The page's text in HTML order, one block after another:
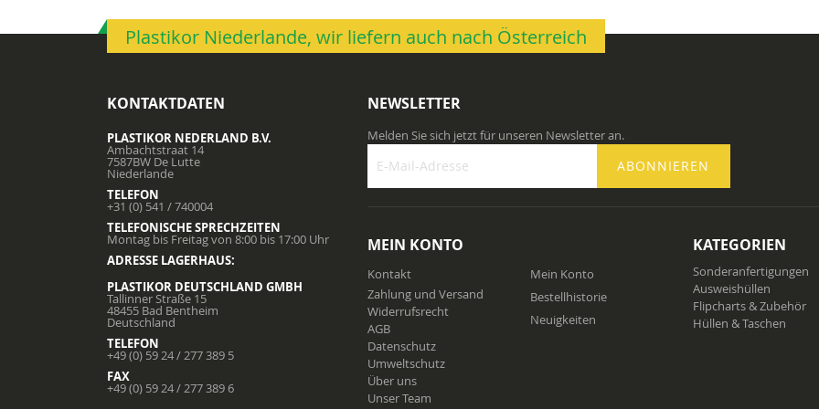
Plastikor Niederlande, wir liefern auch nach Österreich
KONTAKTDATEN
PLASTIKOR NEDERLAND B.V.
Ambachtstraat 14
7587BW De Lutte
Niederlande
TELEFON
+31 (0) 541 / 740004
TELEFONISCHE SPRECHZEITEN
Montag bis Freitag von 8:00 bis 17:00 Uhr
ADRESSE LAGERHAUS:
PLASTIKOR DEUTSCHLAND GMBH
Tallinner Straße 15
48455 Bad Bentheim
Deutschland
TELEFON
+49 (0) 59 24 / 277 389 5
FAX
+49 (0) 59 24 / 277 389 6
NEWSLETTER
Melden Sie sich jetzt für unseren Newsletter an.
für
unseren
an:
ABONNIEREN
MEIN KONTO
Kontakt
Zahlung und Versand
Widerrufsrecht
AGB
Datenschutz
Umweltschutz
Über uns
Unser Team
Mein Konto
Bestellhistorie
Neuigkeiten
KATEGORIEN
Sonderanfertigungen
Ausweishüllen
Flipcharts & Zubehör
Hüllen & Taschen